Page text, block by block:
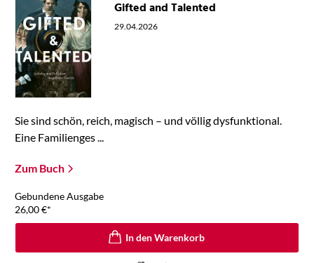
Gifted and Talented
29.04.2026
Sie sind schön, reich, magisch – und völlig dysfunktional.
Eine Familienges ...
Zum Buch
Gebundene Ausgabe
26,00€*
In den Warenkorb